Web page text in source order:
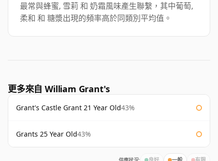
最常與蜂蜜, 雪莉 和 奶霜風味產生聯繫，其中葡萄,
柔和 和 糖漿出現的頻率高於同類別平均值。
更多來自 William Grant's
Grant's Castle Grant 21 Year Old43%
Grants 25 Year Old43%